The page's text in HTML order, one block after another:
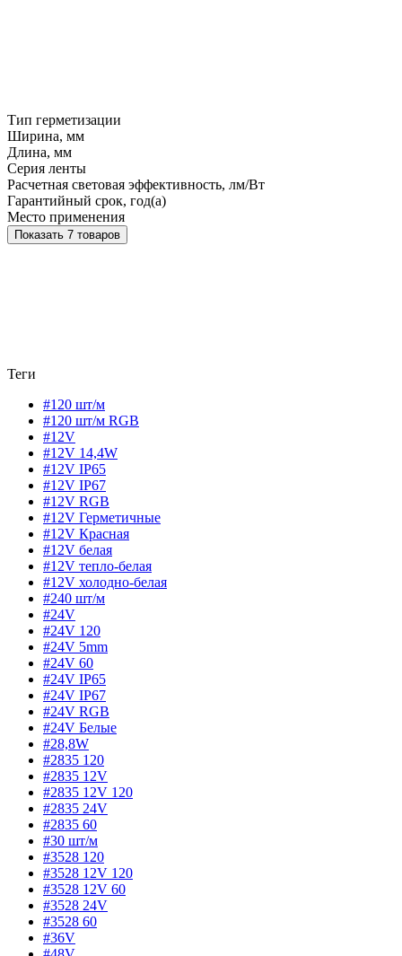
Тип герметизации
Ширина, мм
Длина, мм
Серия ленты
Расчетная световая эффективность, лм/Вт
Гарантийный срок, год(а)
Место применения
Показать 7 товаров
Теги
#120 шт/м
#120 шт/м RGB
#12V
#12V 14,4W
#12V IP65
#12V IP67
#12V RGB
#12V Герметичные
#12V Красная
#12V белая
#12V тепло-белая
#12V холодно-белая
#240 шт/м
#24V
#24V 120
#24V 5mm
#24V 60
#24V IP65
#24V IP67
#24V RGB
#24V Белые
#28,8W
#2835 120
#2835 12V
#2835 12V 120
#2835 24V
#2835 60
#30 шт/м
#3528 120
#3528 12V 120
#3528 12V 60
#3528 24V
#3528 60
#36V